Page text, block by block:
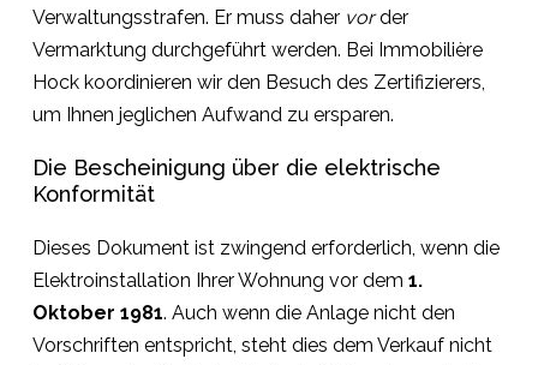
Verwaltungsstrafen. Er muss daher vorder
Vermarktung durchgeführt werden. Bei Immobilière
Hock koordinieren wir den Besuch des Zertifizierers,
um Ihnen jeglichen Aufwand zu ersparen.
Die Bescheinigung über die elektrische
Konformität
Dieses Dokument ist zwingend erforderlich, wenn die
Elektroinstallation Ihrer Wohnung vor dem 1.
Oktober 1981. Auch wenn die Anlage nicht den
Vorschriften entspricht, steht dies dem Verkauf nicht